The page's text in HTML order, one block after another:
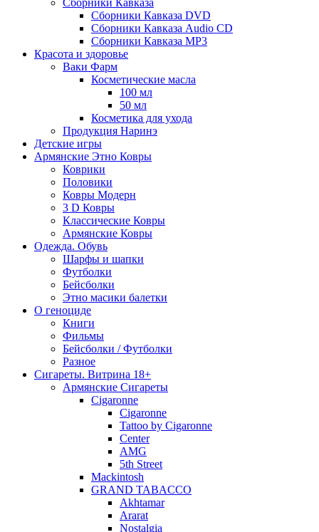
Сборники Кавказа
Сборники Кавказа DVD
Сборники Кавказа Audio CD
Сборники Кавказа MP3
Красота и здоровье
Ваки Фарм
Косметические масла
100 мл
50 мл
Косметика для ухода
Продукция Наринэ
Детские игры
Армянские Этно Ковры
Коврики
Половики
Ковры Модерн
3 D Ковры
Классические Ковры
Армянские Ковры
Одежда. Обувь
Шарфы и шапки
Футболки
Бейсболки
Этно масики балетки
О геноциде
Книги
Фильмы
Бейсболки / Футболки
Разное
Сигареты. Витрина 18+
Армянские Сигареты
Cigaronne
Cigaronne
Tattoo by Cigaronne
Center
AMG
5th Street
Mackintosh
GRAND TABACCO
Akhtamar
Ararat
Nostalgia